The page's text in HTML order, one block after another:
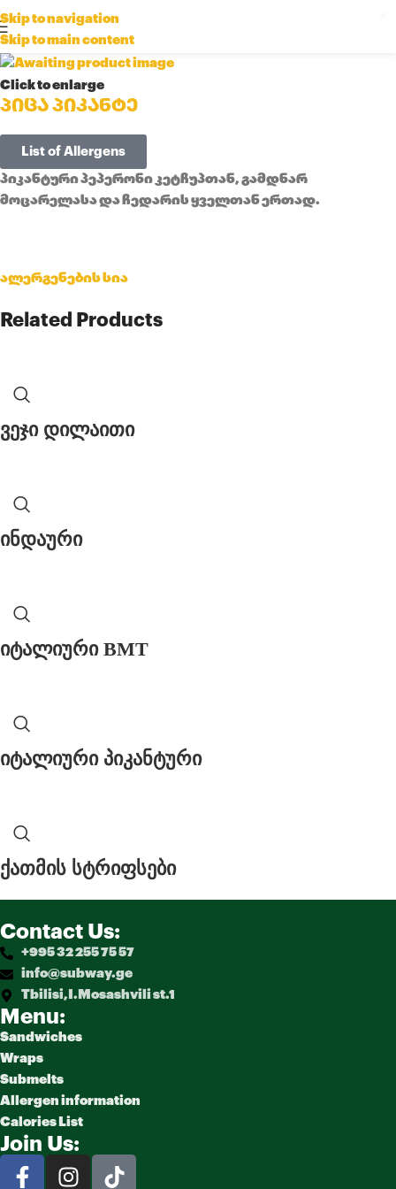
Skip to navigation
Skip to main content
Click to enlarge
პიცა პიკანტე
List of Allergens
პიკანტური პეპერონი კეტჩუპთან, გამდნარ
მოცარელასა და ჩედარის ყველთან ერთად.
ალერგენების სია
Related Products
ვეჯი დილაითი
ინდაური
იტალიური BMT
იტალიური პიკანტური
ქათმის სტრიფსები
Contact Us:
+995 32 255 75 57
info@subway.ge
Tbilisi,I.Mosashvili st.1
Menu:
Sandwiches
Wraps
Submelts
Allergen information
Calories List
Join Us: